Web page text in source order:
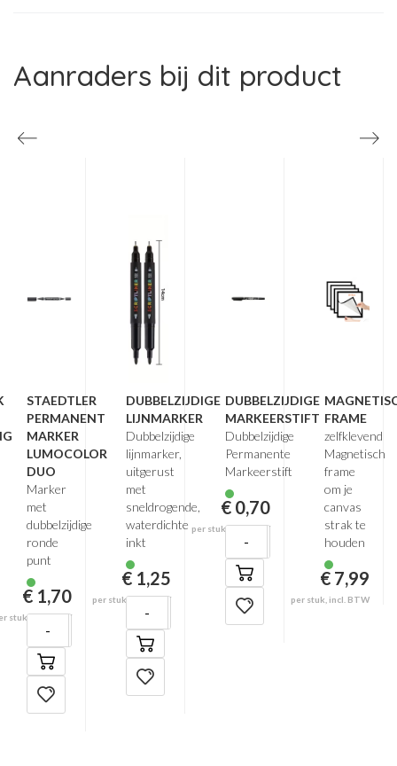
Aanraders bij dit product
STAEDTLER
PERMANENT
MARKER
LUMOCOLOR
DUO
Marker
met
dubbelzijdige
ronde
punt
€ 1,70
stuk, incl. BTW
- +
DUBBELZIJDIGE
LIJNMARKER
Dubbelzijdige
lijnmarker,
uitgerust
met
sneldrogende,
waterdichte
inkt
€ 1,25
per stuk, incl. BTW
-
DUBBELZIJDIGE
MARKEERSTIFT
Dubbelzijdige
Permanente
Markeerstift
€ 0,70
per stuk, incl. BTW
- +
FRAME
zelfklevend
Magnetisch
frame
om je
canvas
strak te
houden
€ 7,99
per stuk, incl. BTW